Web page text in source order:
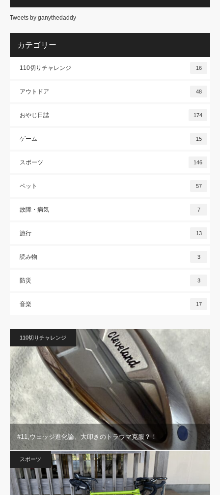
Tweets by ganythedaddy
カテゴリー
110切りチャレンジ 16
アウトドア 48
おやじ日誌 174
ゲーム 15
スポーツ 146
ペット 57
故障・病気 7
旅行 13
読み物 3
防災 3
音楽 17
110切りチャレンジ
#11,ウェッジ進化論、大叩きのトラウマ克服？！
スポーツ